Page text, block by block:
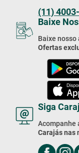
(11)
Baixe
Baixe nosso
Ofertas
Siga
Acompanhe
Carajás nas